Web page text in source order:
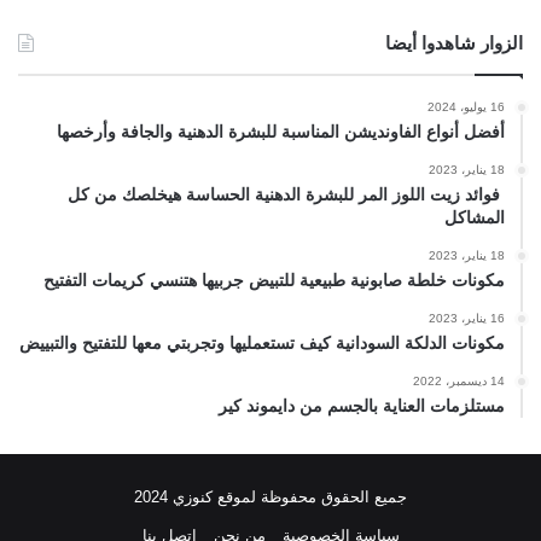
الزوار شاهدوا أيضا
16 يوليو، 2024
أفضل أنواع الفاونديشن المناسبة للبشرة الدهنية والجافة وأرخصها
18 يناير، 2023
فوائد زيت اللوز المر للبشرة الدهنية الحساسة هيخلصك من كل
المشاكل
18 يناير، 2023
مكونات خلطة صابونية طبيعية للتبيض جربيها هتنسي كريمات التفتيح
16 يناير، 2023
مكونات الدلكة السودانية كيف تستعمليها وتجربتي معها للتفتيح والتبييض
14 ديسمبر، 2022
مستلزمات العناية بالجسم من دايموند كير
جميع الحقوق محفوظة لموقع كنوزي 2024
سياسة الخصوصية من نحن اتصل بنا